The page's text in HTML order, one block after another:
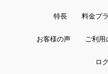
特長 料金プ
お客様の声 ご利用
ロ